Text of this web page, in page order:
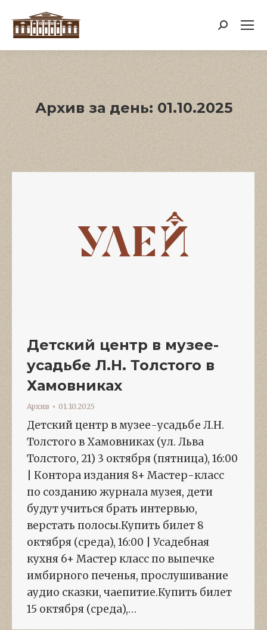
Поиск:
Архив за день: 01.10.2025
Детский центр в музее-
усадьбе Л.Н. Толстого в
Хамовниках
Архив 01.10.2025
Детский центр в музее-усадьбе Л.Н.
Толстого в Хамовниках (ул. Льва
Толстого, 21) 3 октября (пятница), 16:00
| Контора издания 8+ Мастер-класс
по созданию журнала музея, дети
будут учиться брать интервью,
верстать полосы.Купить билет 8
октября (среда), 16:00 | Усадебная
кухня 6+ Мастер класс по выпечке
имбирного печенья, прослушивание
аудио сказки, чаепитие.Купить билет
15 октября (среда),…